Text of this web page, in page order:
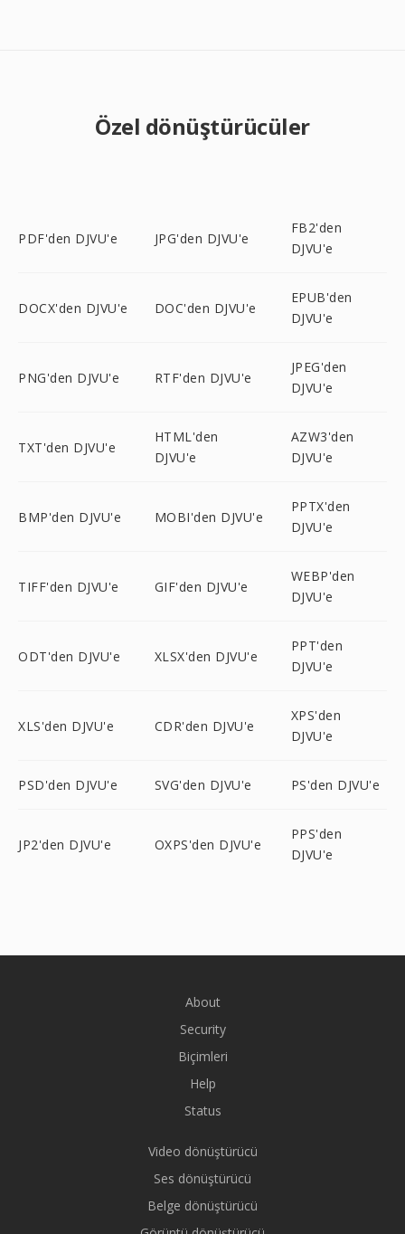
Özel dönüştürücüler
PDF'den DJVU'e JPG'den DJVU'e
FB2'den
DJVU'e
DOCX'den DJVU'e DOC'den DJVU'e
EPUB'den
DJVU'e
PNG'den DJVU'e RTF'den DJVU'e
JPEG'den
DJVU'e
TXT'den DJVU'e
HTML'den
DJVU'e
AZW3'den
DJVU'e
BMP'den DJVU'e MOBI'den DJVU'e
PPTX'den
DJVU'e
TIFF'den DJVU'e GIF'den DJVU'e
WEBP'den
DJVU'e
ODT'den DJVU'e XLSX'den DJVU'e
PPT'den
DJVU'e
XLS'den DJVU'e CDR'den DJVU'e
XPS'den
DJVU'e
PSD'den DJVU'e SVG'den DJVU'e PS'den DJVU'e
JP2'den DJVU'e OXPS'den DJVU'e
PPS'den
DJVU'e
About
Security
Biçimleri
Help
Status
Video dönüştürücü
Ses dönüştürücü
Belge dönüştürücü